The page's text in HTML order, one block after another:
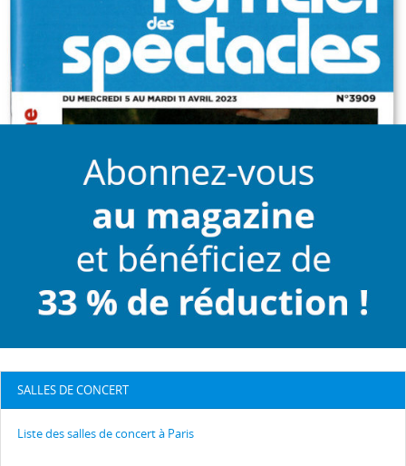
SALLES DE CONCERT
Liste des salles de concert à Paris